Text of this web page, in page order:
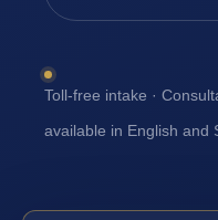
Toll-free intake ·
available in English and